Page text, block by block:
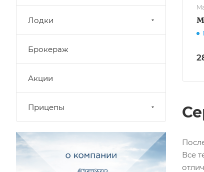
Все
Лодки
Брокераж
Акции
Прицепы